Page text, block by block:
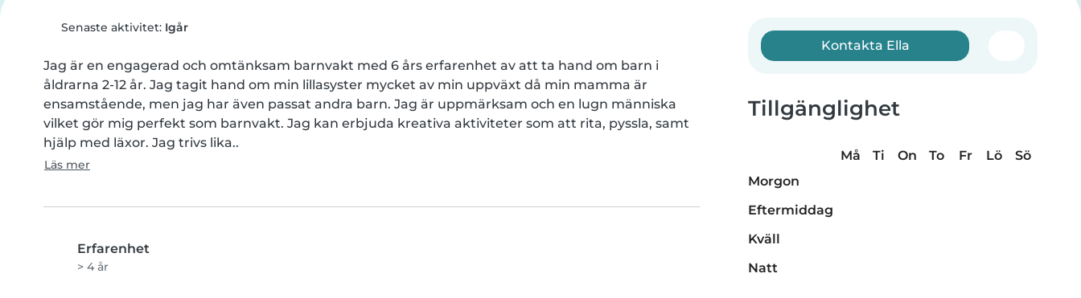
Senaste aktivitet: Igår
Jag är en engagerad och omtänksam barnvakt med 6 års erfarenhet av att ta hand om barn i
åldrarna 2-12 år. Jag tagit hand om min lillasyster mycket av min uppväxt då min mamma är
ensamstående, men jag har även passat andra barn. Jag är uppmärksam och en lugn människa
vilket gör mig perfekt som barnvakt. Jag kan erbjuda kreativa aktiviteter som att rita, pyssla, samt
hjälp med läxor. Jag trivs lika..
Läs mer
Erfarenhet
> 4 år
Kontakta Ella
Tillgänglighet
Må Ti On To Fr Lö
Sö
Morgon
Eftermiddag
Kväll
Natt